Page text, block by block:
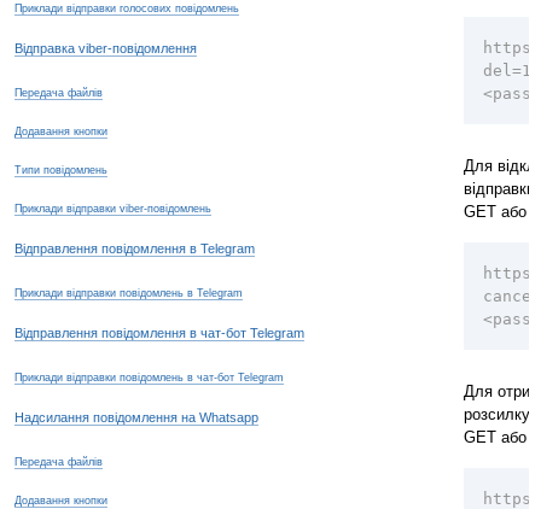
Приклади відправки голосових повідомлень
Відправка viber-повідомлення
Передача файлів
Додавання кнопки
Типи повідомлень
Приклади відправки viber-повідомлень
Відправлення повідомлення в Telegram
Приклади відправки повідомлень в Telegram
Відправлення повідомлення в чат-бот Telegram
Приклади відправки повідомлень в чат-бот Telegram
Надсилання повідомлення на Whatsapp
Передача файлів
Додавання кнопки
Для
GET або
Для
розсилку,
GET або